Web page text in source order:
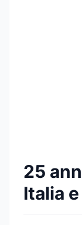
25
Italia